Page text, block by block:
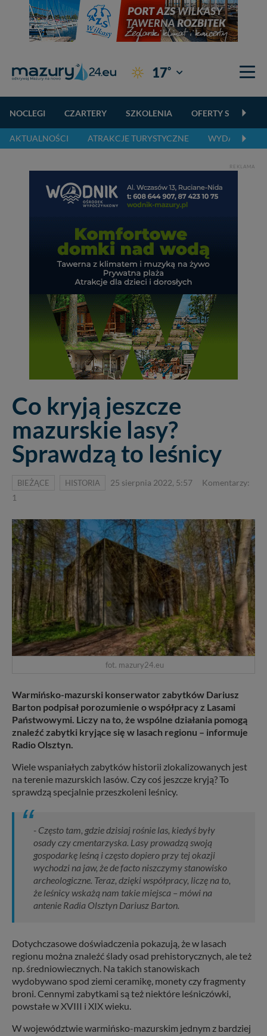
17° Giżycko
NOCLEGI CZARTERY SZKOLENIA OFERTY
AKTUALNOŚCI ATRAKCJE TURYSTYCZNE WYDARZENIA
REKLAMA
Co kryją jeszcze
mazurskie lasy?
Sprawdzą to leśnicy
BIEŻĄCE HISTORIA 25 sierpnia 2022, 5:57
Komentarzy:
1
fot. mazury24.eu
Warmińsko-mazurski konserwator zabytków Dariusz
Barton podpisał porozumienie o współpracy z Lasami
Państwowymi. Liczy na to, że wspólne działania pomogą
znaleźć zabytki kryjące się w lasach regionu – informuje
Radio Olsztyn.
Wiele wspaniałych zabytków historii zlokalizowanych jest
na terenie mazurskich lasów. Czy coś jeszcze kryją? To
sprawdzą specjalnie przeszkoleni leśnicy.
- Często tam, gdzie dzisiaj rośnie las, kiedyś były
osady czy cmentarzyska. Lasy prowadzą swoją
gospodarkę leśną i często dopiero przy tej okazji
wychodzi na jaw, że de facto niszczymy stanowisko
archeologiczne. Teraz, dzięki współpracy, liczę na to,
że leśnicy wskażą nam takie miejsca – mówi na
antenie Radia Olsztyn Dariusz Barton.
Dotychczasowe doświadczenia pokazują, że w lasach
regionu można znaleźć ślady osad prehistorycznych, ale też
np. średniowiecznych. Na takich stanowiskach
wydobywano spod ziemi ceramikę, monety czy fragmenty
broni. Cennymi zabytkami są też niektóre leśniczówki,
powstałe w XVIII i XIX wieku.
W województwie warmińsko-mazurskim jednym z bardziej